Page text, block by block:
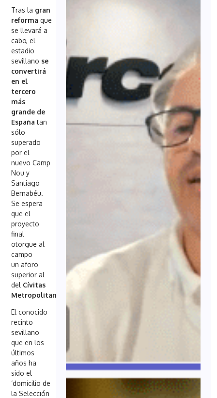
Tras la gran
reforma que
se llevará a
cabo, el
estadio
sevillano se
convertirá
en el
tercero
más
grande de
España tan
sólo
superado
por el
nuevo Camp
Nou y
Santiago
Bernabéu.
Se espera
que el
proyecto
final
otorgue al
campo
un aforo
superior al
del Cívitas
Metropolitano
El conocido
recinto
sevillano
que en los
últimos
años ha
sido el
‘domicilio de
la Selección